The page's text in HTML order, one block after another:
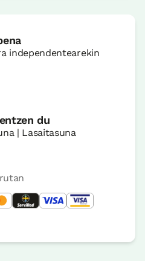
independentearekin
du
| Lasaitasuna